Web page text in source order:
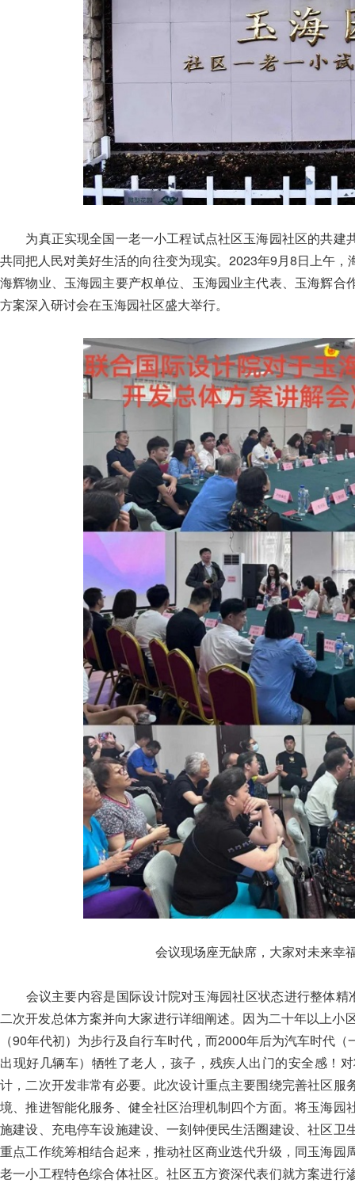
为真正实现全国一老一小工程试点社区玉海园社区的共建
共同把人民对美好生活的向往变为现实。2023年9月8日上午
海辉物业、玉海园主要产权单位、玉海园业主代表、玉海辉
方案深入研讨会在玉海园社区盛大举行。
会议现场座无缺席，大家对未来幸
会议主要内容是国际设计院对玉海园社区状态进行整体精
二次开发总体方案并向大家进行详细阐述。因为二十年以上小
（90年代初）为步行及自行车时代，而2000年后为汽车时代
出现好几辆车）牺牲了老人，孩子，残疾人出门的安全感！
计，二次开发非常有必要。此次设计重点主要围绕完善社区
境、推进智能化服务、健全社区治理机制四个方面。将玉海
施建设、充电停车设施建设、一刻钟便民生活圈建设、社区
重点工作统筹相结合起来，推动社区商业迭代升级，同玉海
老一小工程特色综合体社区。社区五方资深代表们就方案进